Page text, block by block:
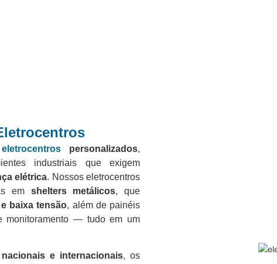
eletrocentrospersonalizados,
industriais que exigem
elétrica. Nossos eletrocentros
em shelters metálicos, que
baixa tensão, além de painéis
monitoramento — tudo em um
e internacionais, os